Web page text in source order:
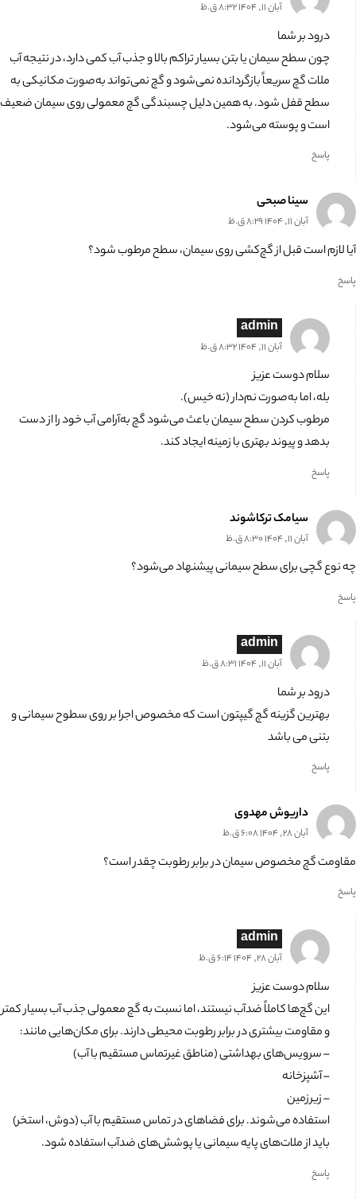
آبان 11, 1404 8:32 ق.ظ
درود بر شما
چون سطح سیمان یا بتن بسیار تراکم بالا و جذب آب کمی دارد، در نتیجه آب
ملات گچ سریعاً بازگردانده نمی‌شود و گچ نمی‌تواند به‌صورت مکانیکی به
سطح قفل شود. به همین دلیل چسبندگی گچ معمولی روی سیمان ضعیف
است و پوسته می‌شود.
پاسخ
سینا صبحی
آبان 11, 1404 8:29 ق.ظ
آیا لازم است قبل از گچ‌کشی روی سیمان، سطح مرطوب شود؟
پاسخ
admin
آبان 11, 1404 8:32 ق.ظ
سلام دوست عزیز
بله، اما به‌صورت نم‌دار (نه خیس).
مرطوب کردن سطح سیمان باعث می‌شود گچ به‌آرامی آب خود را از دست
بدهد و پیوند بهتری با زمینه ایجاد کند.
پاسخ
سیامک ترکاشوند
آبان 11, 1404 8:30 ق.ظ
چه نوع گچی برای سطح سیمانی پیشنهاد می‌شود؟
پاسخ
admin
آبان 11, 1404 8:31 ق.ظ
درود بر شما
بهترین گزینه گچ گیپتون است که مخصوص اجرا بر روی سطوح سیمانی و
بتنی می باشد
پاسخ
داریوش مهدوی
آبان 28, 1404 6:08 ق.ظ
مقاومت گچ مخصوص سیمان در برابر رطوبت چقدر است؟
پاسخ
admin
آبان 28, 1404 6:14 ق.ظ
سلام دوست عزیز
این گچ‌ها کاملاً ضدآب نیستند، اما نسبت به گچ معمولی جذب آب بسیار کمتر
و مقاومت بیشتری در برابر رطوبت محیطی دارند. برای مکان‌هایی مانند:
– سرویس‌های بهداشتی (مناطق غیرتماس مستقیم با آب)
– آشپزخانه
– زیرزمین
استفاده می‌شوند. برای فضاهای در تماس مستقیم با آب (دوش، استخر)
باید از ملات‌های پایه سیمانی یا پوشش‌های ضدآب استفاده شود.
پاسخ